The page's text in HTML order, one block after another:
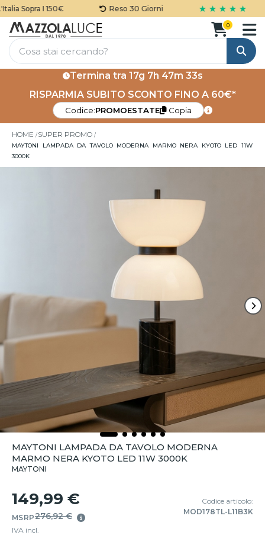
Sopra I 150€ Reso 30 Giorni ★ ★ ★ ★ ★
Cerca
0
Termina tra 17g 7h 47m 33s
RISPARMIA SUBITO SCONTO FINO A 60€*
Codice:PROMOESTATE Copia
HOME SUPER PROMO
MAYTONI LAMPADA DA TAVOLO MODERNA MARMO NERA KYOTO LED 11W
3000K
MAYTONI LAMPADA DA TAVOLO MODERNA
MARMO NERA KYOTO LED 11W 3000K
MAYTONI
149,99 €
MSRP276,92 €
IVA incl.
Codice articolo:
MOD178TL-L11B3K